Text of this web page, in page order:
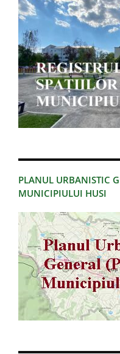
PLANUL URBANISTIC
MUNICIPIULUI HUSI